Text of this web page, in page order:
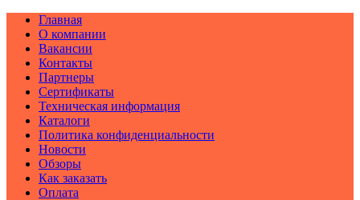
Главная
О компании
Вакансии
Контакты
Партнеры
Сертификаты
Техническая информация
Каталоги
Политика конфиденциальности
Новости
Обзоры
Как заказать
Оплата